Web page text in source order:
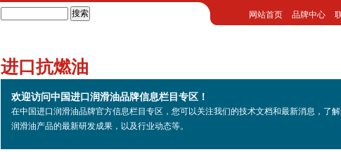
网站首页 品牌中心
进口抗燃油
欢迎访问中国进口润滑油品牌信息栏目专区！
在中国进口润滑油品牌官方信息栏目专区，您可以关注我们的技术文档和最新消息，了
润滑油产品的最新研发成果，以及行业动态等。